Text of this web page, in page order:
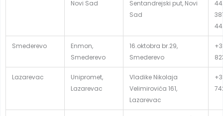
Novi Sad
Sentandrejski put, Novi
Sad
Smederevo
Enmon,
Smederevo
16.oktobra br.29,
Smederevo
Lazarevac
Unipromet,
Lazarevac
Vladike Nikolaja
Velimirovića 161,
Lazarevac